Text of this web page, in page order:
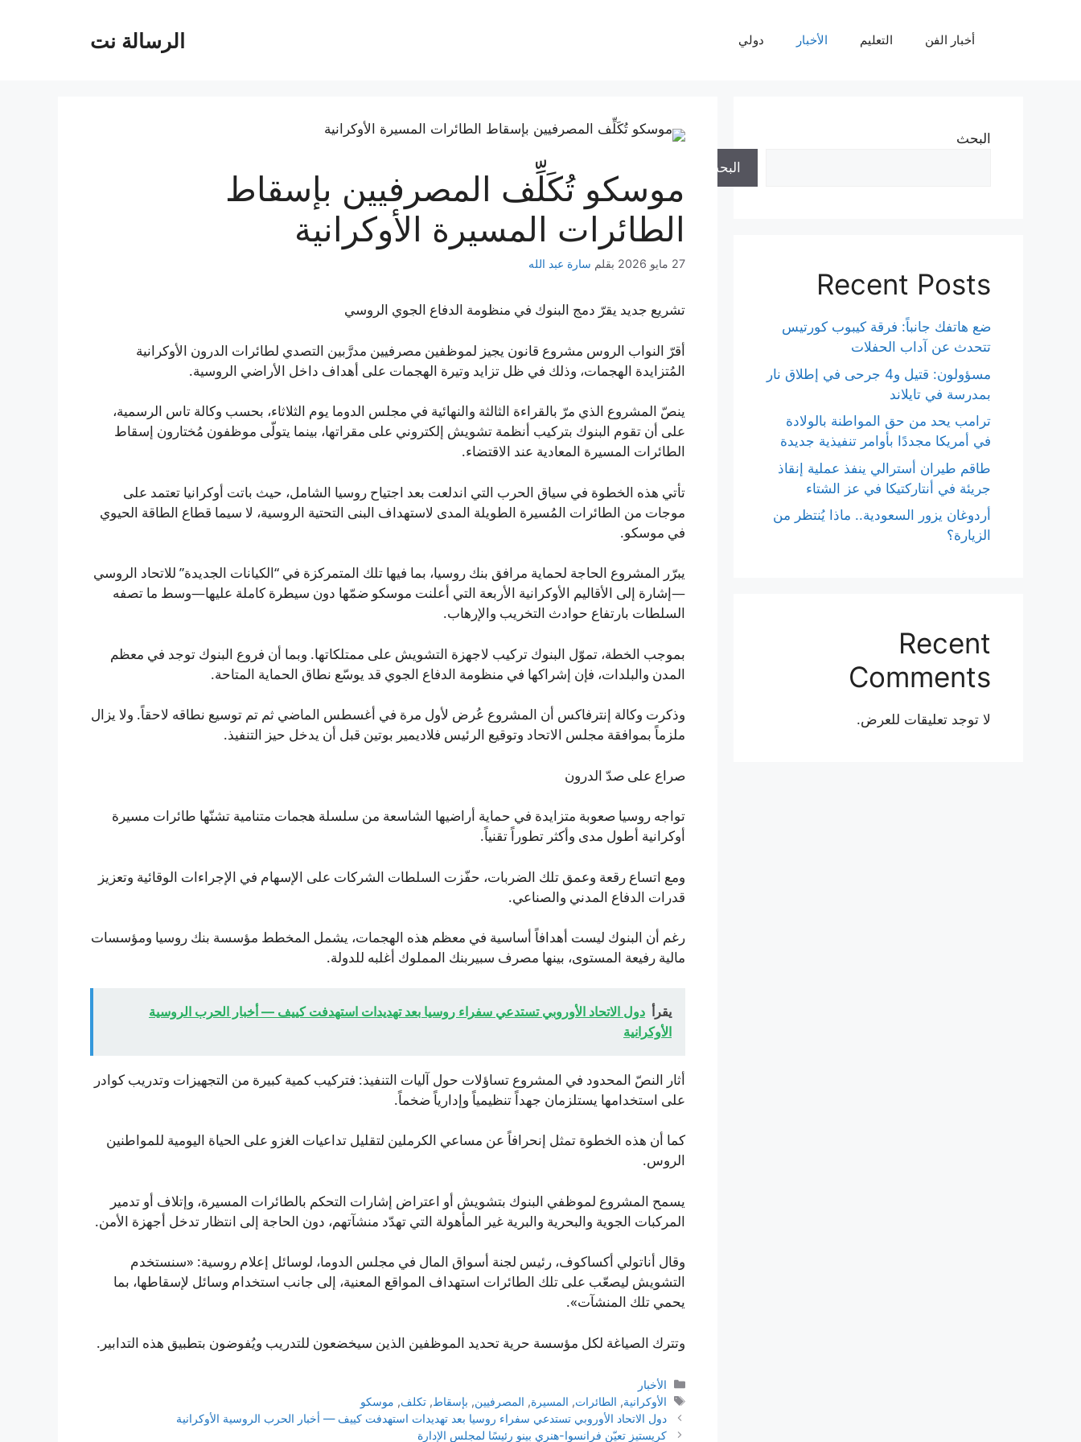
الرسالة نت أخبار الفن التعليم الأخبار دولي
موسكو تُكَلِّف المصرفيين بإسقاط
الطائرات المسيرة الأوكرانية
27 مايو 2026 بقلم سارة عبد الله
تشريع جديد يقرّ دمج البنوك في منظومة الدفاع الجوي الروسي
أقرّ النواب الروس مشروع قانون يجيز لموظفين مصرفيين مدرَّبين التصدي لطائرات الدرون الأوكرانية
المُتزايدة الهجمات، وذلك في ظل تزايد وتيرة الهجمات على أهداف داخل الأراضي الروسية.
ينصّ المشروع الذي مرّ بالقراءة الثالثة والنهائية في مجلس الدوما يوم الثلاثاء، بحسب وكالة تاس الرسمية،
على أن تقوم البنوك بتركيب أنظمة تشويش إلكتروني على مقراتها، بينما يتولّى موظفون مُختارون إسقاط
الطائرات المسيرة المعادية عند الاقتضاء.
تأتي هذه الخطوة في سياق الحرب التي اندلعت بعد اجتياح روسيا الشامل، حيث باتت أوكرانيا تعتمد على
موجات من الطائرات المُسيرة الطويلة المدى لاستهداف البنى التحتية الروسية، لا سيما قطاع الطاقة الحيوي
في موسكو.
يبرّر المشروع الحاجة لحماية مرافق بنك روسيا، بما فيها تلك المتمركزة في “الكيانات الجديدة” للاتحاد الروسي
—إشارة إلى الأقاليم الأوكرانية الأربعة التي أعلنت موسكو ضمّها دون سيطرة كاملة عليها—وسط ما تصفه
السلطات بارتفاع حوادث التخريب والإرهاب.
بموجب الخطة، تموّل البنوك تركيب لاجهزة التشويش على ممتلكاتها. وبما أن فروع البنوك توجد في معظم
المدن والبلدات، فإن إشراكها في منظومة الدفاع الجوي قد يوسّع نطاق الحماية المتاحة.
وذكرت وكالة إنترفاكس أن المشروع عُرض لأول مرة في أغسطس الماضي ثم تم توسيع نطاقه لاحقاً. ولا يزال
ملزماً بموافقة مجلس الاتحاد وتوقيع الرئيس فلاديمير بوتين قبل أن يدخل حيز التنفيذ.
صراع على صدّ الدرون
تواجه روسيا صعوبة متزايدة في حماية أراضيها الشاسعة من سلسلة هجمات متنامية تشنّها طائرات مسيرة
أوكرانية أطول مدى وأكثر تطوراً تقنياً.
ومع اتساع رقعة وعمق تلك الضربات، حفّزت السلطات الشركات على الإسهام في الإجراءات الوقائية وتعزيز
قدرات الدفاع المدني والصناعي.
رغم أن البنوك ليست أهدافاً أساسية في معظم هذه الهجمات، يشمل المخطط مؤسسة بنك روسيا ومؤسسات
مالية رفيعة المستوى، بينها مصرف سبيربنك المملوك أغلبه للدولة.
يقرأ دول الاتحاد الأوروبي تستدعي سفراء روسيا بعد تهديدات استهدفت كييف — أخبار الحرب الروسية
الأوكرانية
أثار النصّ المحدود في المشروع تساؤلات حول آليات التنفيذ: فتركيب كمية كبيرة من التجهيزات وتدريب كوادر
على استخدامها يستلزمان جهداً تنظيمياً وإدارياً ضخماً.
كما أن هذه الخطوة تمثل إنحرافاً عن مساعي الكرملين لتقليل تداعيات الغزو على الحياة اليومية للمواطنين
الروس.
يسمح المشروع لموظفي البنوك بتشويش أو اعتراض إشارات التحكم بالطائرات المسيرة، وإتلاف أو تدمير
المركبات الجوية والبحرية والبرية غير المأهولة التي تهدّد منشآتهم، دون الحاجة إلى انتظار تدخل أجهزة الأمن.
وقال أناتولي أكساكوف، رئيس لجنة أسواق المال في مجلس الدوما، لوسائل إعلام روسية: «سنستخدم
التشويش ليصعّب على تلك الطائرات استهداف المواقع المعنية، إلى جانب استخدام وسائل لإسقاطها، بما
يحمي تلك المنشآت».
وتترك الصياغة لكل مؤسسة حرية تحديد الموظفين الذين سيخضعون للتدريب ويُفوضون بتطبيق هذه التدابير.
التصنيفات
الأخبار
الوسوم
الأوكرانية, الطائرات, المسيرة, المصرفيين, بإسقاط,تكلف, موسكو
دول الاتحاد الأوروبي تستدعي سفراء روسيا بعد تهديدات استهدفت كييف — أخبار الحرب الروسية الأوكرانية
كريستيز تعيّن فرانسوا-هنري بينو رئيسًا لمجلس الإدارة
البحث
البحث
Recent Posts
ضع هاتفك جانباً: فرقة كيبوب كورتيس
تتحدث عن آداب الحفلات
مسؤولون: قتيل و4 جرحى في إطلاق نار
بمدرسة في تايلاند
ترامب يحد من حق المواطنة بالولادة
في أمريكا مجددًا بأوامر تنفيذية جديدة
طاقم طيران أسترالي ينفذ عملية إنقاذ
جريئة في أنتاركتيكا في عز الشتاء
أردوغان يزور السعودية.. ماذا يُنتظر من
الزيارة؟
Recent
Comments
لا توجد تعليقات للعرض.